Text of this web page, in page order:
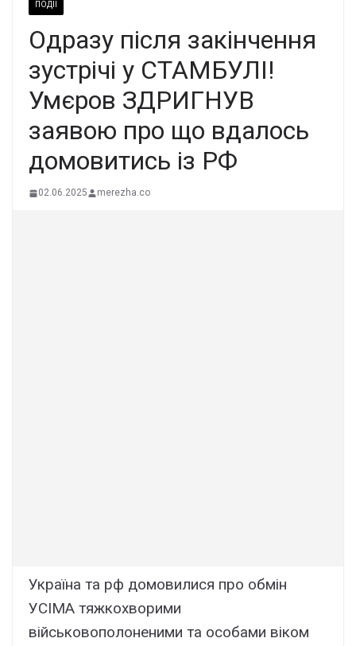
ПОДІЇ
Одразу після закінчення
зустрічі у СТАМБУЛІ!
Умєров ЗДРИГНУВ
заявою про що вдалось
домовитись із РФ
02.06.2025 merezha.co
Україна та рф домовилися про обмін
УСІМА тяжкохворими
військовополоненими та особами віком